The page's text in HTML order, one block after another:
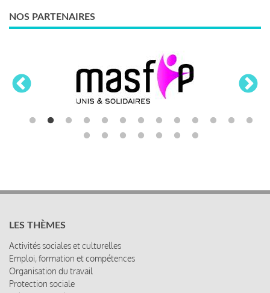
NOS PARTENAIRES
LES THÈMES
Activités sociales et culturelles
Emploi, formation et compétences
Organisation du travail
Protection sociale